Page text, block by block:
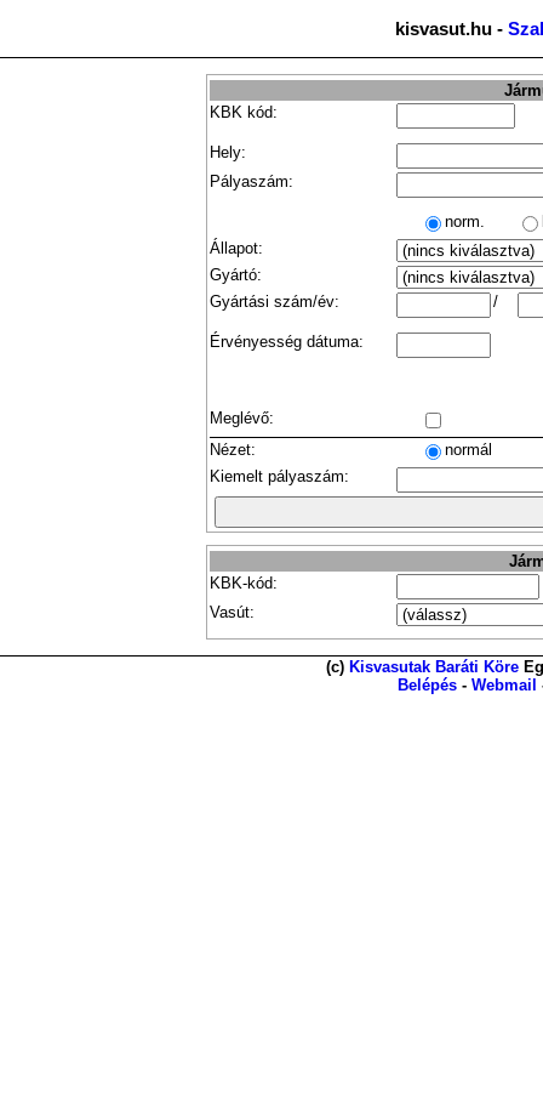
kisvasut.hu -
KBK kód:
Hely:
Pályaszám:
norm.
Állapot:
Gyártó:
Gyártási szám/év:
/
Érvényesség dátuma:
Meglévő:
Nézet:
normál
Kiemelt pályaszám:
KBK-kód:
Vasút:
(c) Kisvasutak Baráti Köre
Belépés - Webmail